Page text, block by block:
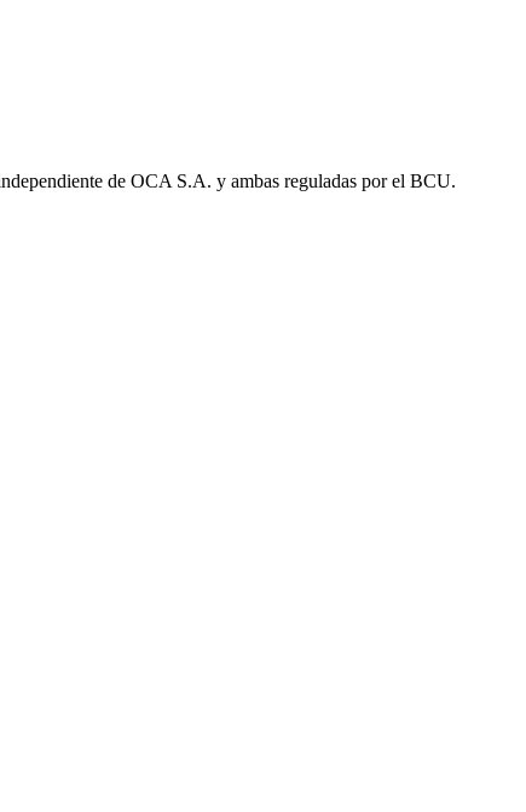
de OCA S.A. y ambas reguladas por el BCU.